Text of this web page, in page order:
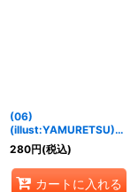
(06)
(illust:YAMURETSU)ジ
ェイド・メモリーブース
ト！！【P】{LM-036}
《緑》
280円(税込)
カートに入れる